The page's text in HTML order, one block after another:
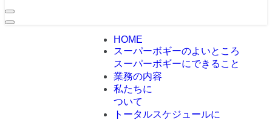
HOME
スーパーボギーのよいところ
スーパーボギーにできること
業務の内容
私たちに
ついて
トータルスケジュールに